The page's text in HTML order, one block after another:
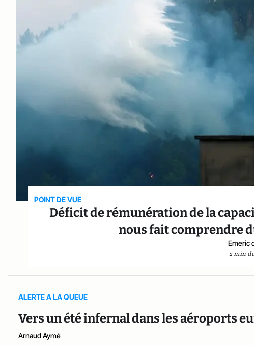
POINT DE VUE
Déficit de rémunération de la
nous fait comprendre
Emeric
2 min
ALERTE A LA QUEUE
Vers un été infernal dans les aéroports
Arnaud Aymé